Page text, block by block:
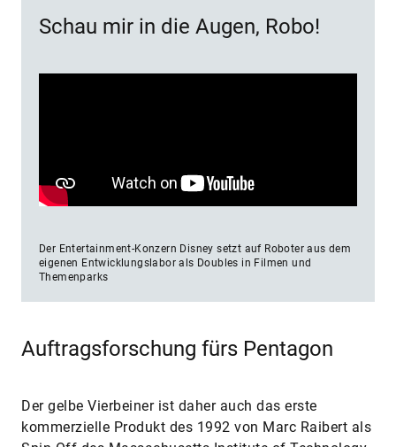
Schau mir in die Augen, Robo!
Der Entertainment-Konzern Disney setzt auf Roboter aus dem
eigenen Entwicklungslabor als Doubles in Filmen und
Themenparks
Auftragsforschung fürs Pentagon
Der gelbe Vierbeiner ist daher auch das erste
kommerzielle Produkt des 1992 von Marc Raibert als